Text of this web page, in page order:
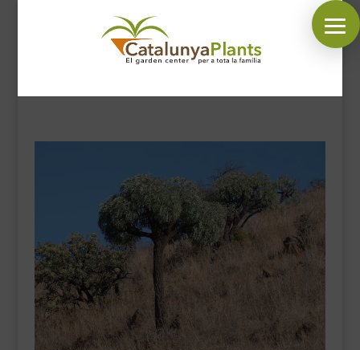
SÍGUENOS EN:
COMPLEMENTOS JARDÍN
MASCOTAS
DECORACIÓN
HORARIO GARDEN
CONTACTAR